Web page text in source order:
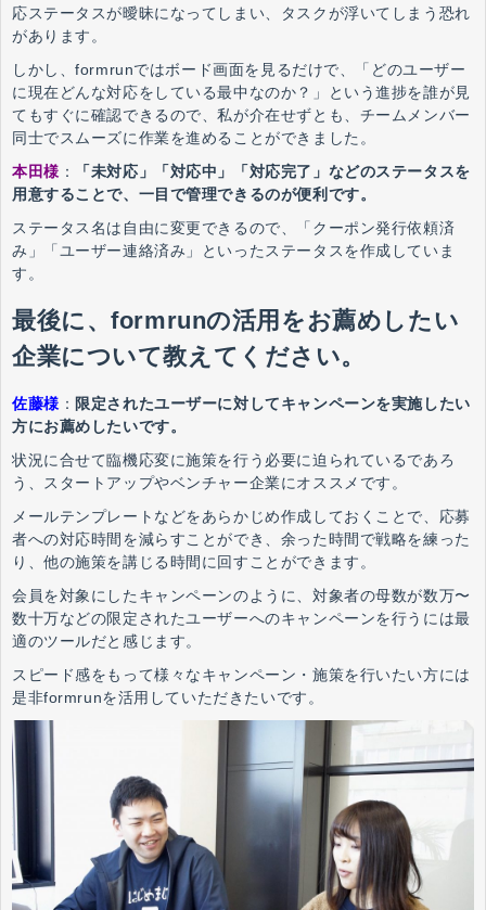
応ステータスが曖昧になってしまい、タスクが浮いてしまう恐れ
があります。
しかし、formrunではボード画面を見るだけで、「どのユーザー
に現在どんな対応をしている最中なのか？」という進捗を誰が見
てもすぐに確認できるので、私が介在せずとも、チームメンバー
同士でスムーズに作業を進めることができました。
本田様 ：
「未対応」「対応中」「対応完了」などのステータスを
用意することで、一目で管理できるのが便利です。
ステータス名は自由に変更できるので、「クーポン発行依頼済
み」「ユーザー連絡済み」といったステータスを作成していま
す。
最後に、formrunの活用をお薦めしたい
企業について教えてください。
佐藤様 ： 限定されたユーザーに対してキャンペーンを実施したい
方にお薦めしたいです。
状況に合せて臨機応変に施策を行う必要に迫られているであろ
う、スタートアップやベンチャー企業にオススメです。
メールテンプレートなどをあらかじめ作成しておくことで、応募
者への対応時間を減らすことができ、余った時間で戦略を練った
り、他の施策を講じる時間に回すことができます。
会員を対象にしたキャンペーンのように、対象者の母数が数万〜
数十万などの限定されたユーザーへのキャンペーンを行うには最
適のツールだと感じます。
スピード感をもって様々なキャンペーン・施策を行いたい方には
是非formrunを活用していただきたいです。